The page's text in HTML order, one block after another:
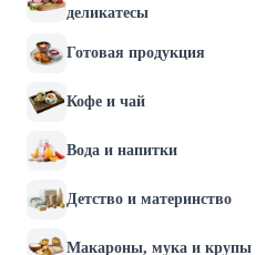
деликатесы
Готовая продукция
Кофе и чай
Вода и напитки
Детство и материнство
Макароны, мука и крупы